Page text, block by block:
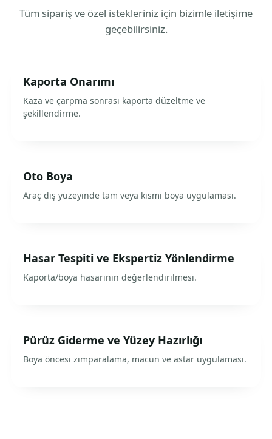
Tüm sipariş ve özel istekleriniz için bizimle iletişime
geçebilirsiniz.
Kaporta Onarımı
Kaza ve çarpma sonrası kaporta düzeltme ve
şekillendirme.
Oto Boya
Araç dış yüzeyinde tam veya kısmi boya uygulaması.
Hasar Tespiti ve Ekspertiz Yönlendirme
Kaporta/boya hasarının değerlendirilmesi.
Pürüz Giderme ve Yüzey Hazırlığı
Boya öncesi zımparalama, macun ve astar uygulaması.